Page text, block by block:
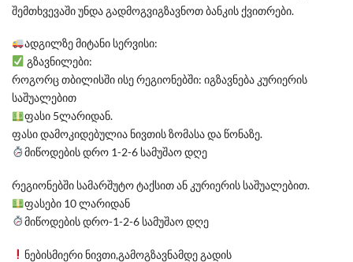
შემთხვევაში უნდა გადმოგვიგზავნოთ ბანკის ქვითრები.
ადგილზე მიტანი სერვისი:
გზავნილები:
როგორც თბილისში ისე რეგიონებში: იგზავნება კურიერის
საშუალებით
ფასი 5ლარიდან.
ფასი დამოკიდებულია ნივთის ზომასა და წონაზე.
მიწოდების დრო 1-2-6 სამუშაო დღე
რეგიონებში სამარშუტო ტაქსით ან კურიერის საშუალებით.
ფასები 10 ლარიდან
მიწოდების დრო-1-2-6 სამუშაო დღე
ნებისმიერი ნივთი,გამოგზავნამდე გადის